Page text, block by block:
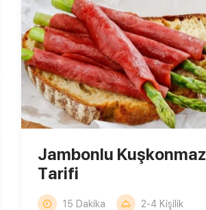
Jambonlu Kuşkonmaz
Tarifi
15 Dakika 2-4 Kişilik